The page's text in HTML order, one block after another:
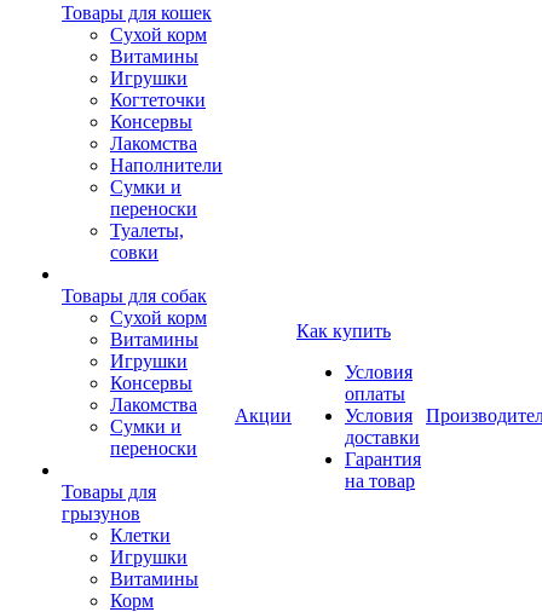
Товары для кошек
Cухой корм
Витамины
Игрушки
Когтеточки
Консервы
Лакомства
Наполнители
Сумки и
переноски
Туалеты,
совки
Товары для собак
Cухой корм
Витамины
Игрушки
Консервы
Лакомства
Сумки и
переноски
Товары для
грызунов
Клетки
Игрушки
Витамины
Корм
Акции
Как купить
Условия
оплаты
Условия
доставки
Гарантия
на товар